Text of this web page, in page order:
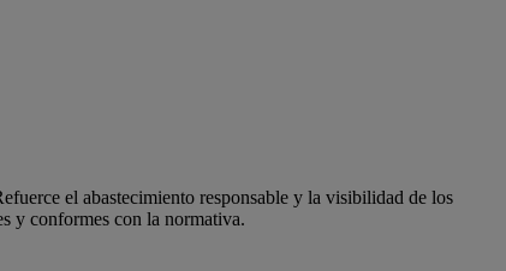
el abastecimiento responsable y la visibilidad de los
y conformes con la normativa.